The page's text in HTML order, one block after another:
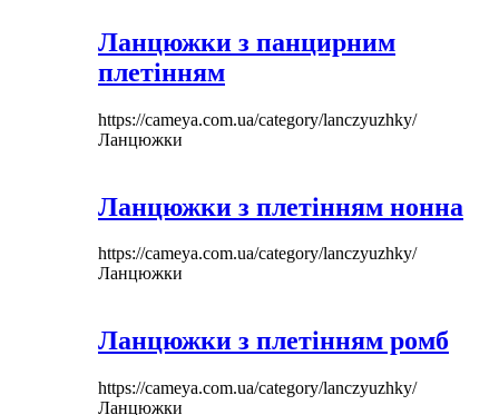
Ланцюжки з панцирним
плетінням
https://cameya.com.ua/category/lanczyuzhky/
Ланцюжки
Ланцюжки з плетінням нонна
https://cameya.com.ua/category/lanczyuzhky/
Ланцюжки
Ланцюжки з плетінням ромб
https://cameya.com.ua/category/lanczyuzhky/
Ланцюжки